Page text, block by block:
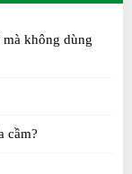
năm?
hay hộ gia đình?
mà không dùng
cầm?